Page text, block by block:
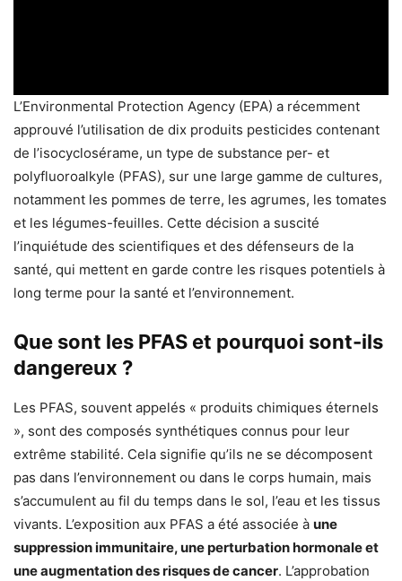
L’Environmental Protection Agency (EPA) a récemment
approuvé l’utilisation de dix produits pesticides contenant
de l’isocyclosérame, un type de substance per- et
polyfluoroalkyle (PFAS), sur une large gamme de cultures,
notamment les pommes de terre, les agrumes, les tomates
et les légumes-feuilles. Cette décision a suscité
l’inquiétude des scientifiques et des défenseurs de la
santé, qui mettent en garde contre les risques potentiels à
long terme pour la santé et l’environnement.
Que sont les PFAS et pourquoi sont-ils
dangereux ?
Les PFAS, souvent appelés « produits chimiques éternels
», sont des composés synthétiques connus pour leur
extrême stabilité. Cela signifie qu’ils ne se décomposent
pas dans l’environnement ou dans le corps humain, mais
s’accumulent au fil du temps dans le sol, l’eau et les tissus
vivants. L’exposition aux PFAS a été associée à une
suppression immunitaire, une perturbation hormonale et
une augmentation des risques de cancer. L’approbation